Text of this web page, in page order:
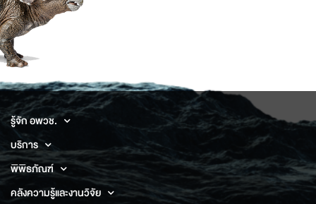
รู้จัก อพวช.
บริการ
พิพิธภัณฑ์
คลังความรู้และงานวิจัย